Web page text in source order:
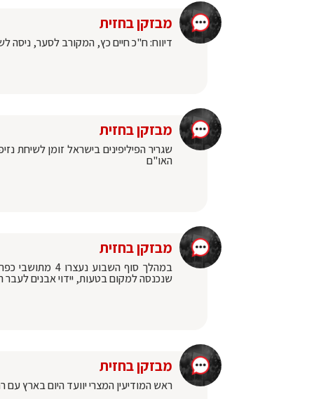
מבזקן בחזית
דיווח: ח"כ חיים כץ, המקורב לסער, ניסה
מבזקן בחזית
שגריר הפיליפינים בישראל זומן
האו"ם
מבזקן בחזית
שנכנסה למקום בטעות, יידוי אבנים
מבזקן בחזית
ראש המודיעין המצרי יוועד היום בארץ